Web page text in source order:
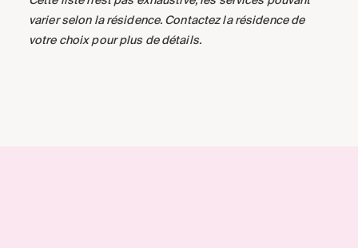
varier selon la résidence. Contactez la résidence de
votre choix pour plus de détails.